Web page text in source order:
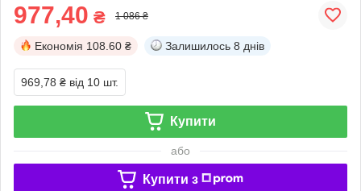
977,40 ₴ 1 086 ₴
Економія 108.60 ₴ Залишилось 8 днів
969,78 ₴ від 10 шт.
Купити
або
Купити з